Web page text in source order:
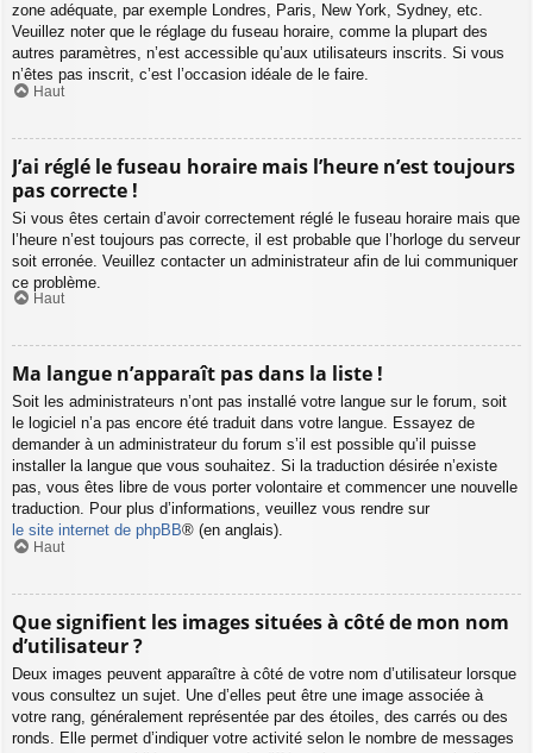
zone adéquate, par exemple Londres, Paris, New York, Sydney, etc.
Veuillez noter que le réglage du fuseau horaire, comme la plupart des
autres paramètres, n’est accessible qu’aux utilisateurs inscrits. Si vous
n’êtes pas inscrit, c’est l’occasion idéale de le faire.
Haut
J’ai réglé le fuseau horaire mais l’heure n’est toujours
pas correcte !
Si vous êtes certain d’avoir correctement réglé le fuseau horaire mais que
l’heure n’est toujours pas correcte, il est probable que l’horloge du serveur
soit erronée. Veuillez contacter un administrateur afin de lui communiquer
ce problème.
Haut
Ma langue n’apparaît pas dans la liste !
Soit les administrateurs n’ont pas installé votre langue sur le forum, soit
le logiciel n’a pas encore été traduit dans votre langue. Essayez de
demander à un administrateur du forum s’il est possible qu’il puisse
installer la langue que vous souhaitez. Si la traduction désirée n’existe
pas, vous êtes libre de vous porter volontaire et commencer une nouvelle
traduction. Pour plus d’informations, veuillez vous rendre sur
le site internet de phpBB® (en anglais).
Haut
Que signifient les images situées à côté de mon nom
d’utilisateur ?
Deux images peuvent apparaître à côté de votre nom d’utilisateur lorsque
vous consultez un sujet. Une d’elles peut être une image associée à
votre rang, généralement représentée par des étoiles, des carrés ou des
ronds. Elle permet d’indiquer votre activité selon le nombre de messages